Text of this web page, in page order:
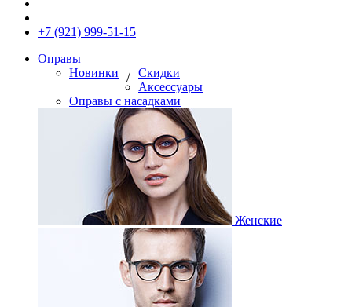
+7 (921) 999-51-15
Оправы
Новинки
/ Скидки
Аксессуары
Оправы с насадками
Женские